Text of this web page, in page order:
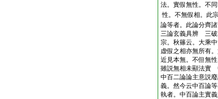
法。實假無性。不
性。不無假相。此
論等者。此論分齊
三論玄義具辨 三破
宗。秋篠云。大乘
虚假之相亦無所有
近見本無。不但無
雖説無相未顯法實
中百二論論主意説
義。然今云中百論
執者。中百論主實